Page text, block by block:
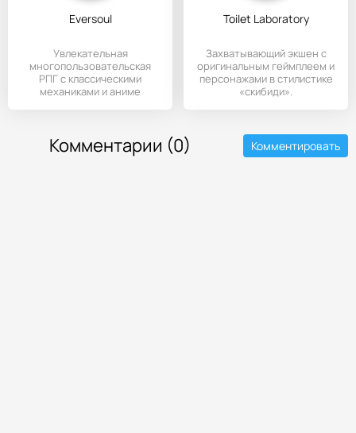
Eversoul
Увлекательная
многопользовательская
РПГ с классическими
механиками и аниме
Toilet Laboratory
Захватывающий экшен с
оригинальным геймплеем и
персонажами в стилистике
«скибиди».
Комментарии (0) Комментировать